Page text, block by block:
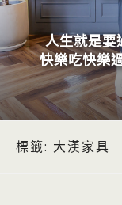
人生就是要
快樂吃快樂
標籤: 大漢家具